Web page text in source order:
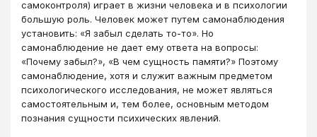
самоконтроля) играет в жизни человека и в психологии
большую роль. Человек может путем самонаблюдения
установить: «Я забыл сделать то-то». Но
самонаблюдение не дает ему ответа на вопросы:
«Почему забыл?», «В чем сущность памяти?» Поэтому
самонаблюдение, хотя и служит важным предметом
психологического исследования, не может являться
самостоятельным и, тем более, основным методом
познания сущности психических явлений.